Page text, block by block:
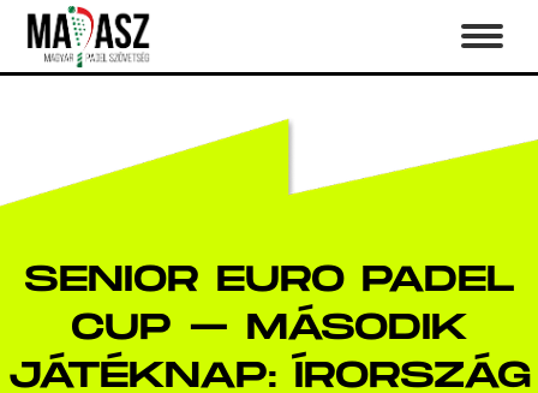
SENIOR EURO PADEL
CUP – MÁSODIK
JÁTÉKNAP: ÍRORSZÁG